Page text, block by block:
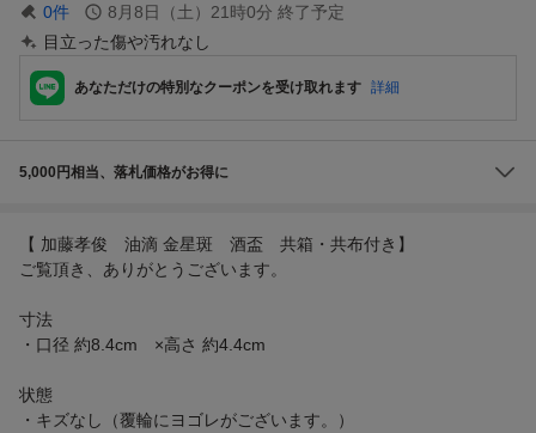
0件 8月8日（土）21時0分 終了予定
目立った傷や汚れなし
あなただけの特別なクーポンを受け取れます 詳細
5,000円相当、落札価格がお得に
【 加藤孝俊 油滴 金星斑 酒盃 共箱・共布付き】
ご覧頂き、ありがとうございます。
寸法
・口径 約8.4cm ×高さ 約4.4cm
状態
・キズなし（覆輪にヨゴレがございます。）